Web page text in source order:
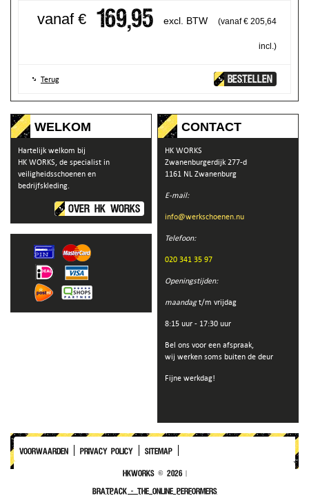
vanaf € 169,95 excl. BTW (vanaf € 205,64
incl.)
Terug BESTELLEN
WELKOM
Hartelijk welkom bij
HK WORKS, de specialist in
veiligheidsschoenen en
bedrijfskleding.
OVER HK WORKS
CONTACT
HK WORKS
Zwanenburgerdijk 277-d
1161 NL Zwanenburg
E-mail:
info@werkschoenen.nu
Telefoon:
020 341 35 97
Openingstijden:
maandagt/m vrijdag
8:15 uur - 17:30 uur
Bel ons voor een afspraak,
wij werken soms buiten de deur
Fijne werkdag!
Voorwaarden Privacy policy Sitemap
HKWorks © 2026 |
Bratpack – The Online Performers